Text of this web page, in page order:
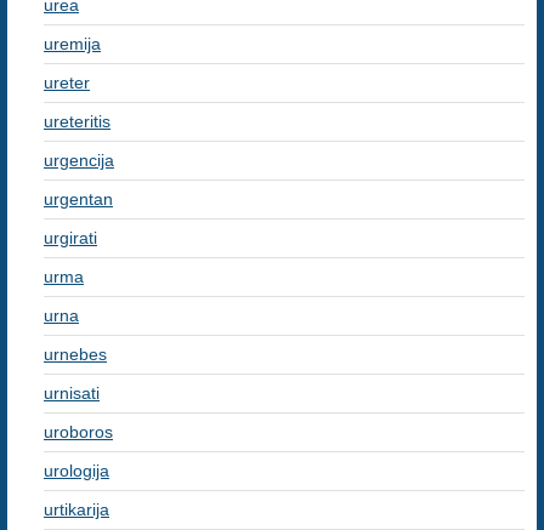
urea
uremija
ureter
ureteritis
urgencija
urgentan
urgirati
urma
urna
urnebes
urnisati
uroboros
urologija
urtikarija